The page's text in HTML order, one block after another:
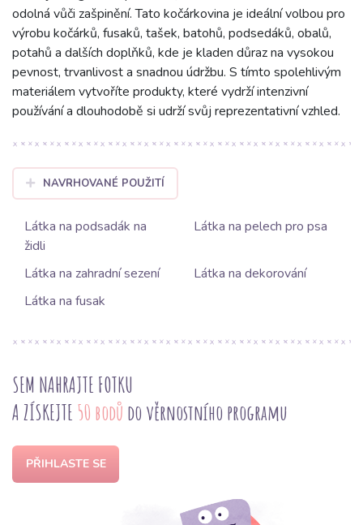
odolná vůči zašpinění. Tato kočárkovina je ideální volbou pro
výrobu kočárků, fusaků, tašek, batohů, podsedáků, obalů,
potahů a dalších doplňků, kde je kladen důraz na vysokou
pevnost, trvanlivost a snadnou údržbu. S tímto spolehlivým
materiálem vytvoříte produkty, které vydrží intenzivní
používání a dlouhodobě si udrží svůj reprezentativní vzhled.
NAVRHOVANÉ POUŽITÍ
Látka na podsadák na
židli
Látka na pelech pro psa
Látka na zahradní sezení
Látka na dekorování
Látka na fusak
SEM NAHRAJTE FOTKU
A ZÍSKEJTE 50 bodů do věrnostního programu
PŘIHLASTE SE